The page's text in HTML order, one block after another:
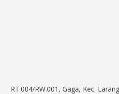
RT.004/RW.001, Gaga, Kec.